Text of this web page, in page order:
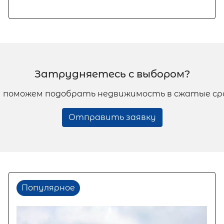
Затрудняетесь с выбором?
подобрать недвижимость в сжатые
Отправить заявку
Популярное